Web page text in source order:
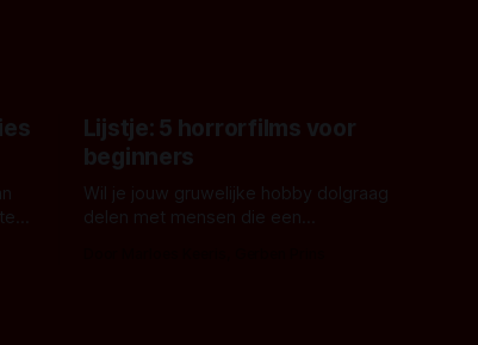
Lijstje: 5 horrorfilms voor
beginners
Wil je jouw gruwelijke hobby dolgraag
delen met mensen die een